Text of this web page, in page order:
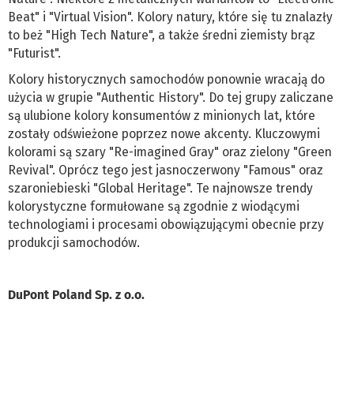
Beat" i "Virtual Vision". Kolory natury, które się tu znalazły
to beż "High Tech Nature", a także średni ziemisty brąz
"Futurist".
Kolory historycznych samochodów ponownie wracają do
użycia w grupie "Authentic History". Do tej grupy zaliczane
są ulubione kolory konsumentów z minionych lat, które
zostały odświeżone poprzez nowe akcenty. Kluczowymi
kolorami są szary "Re-imagined Gray" oraz zielony "Green
Revival". Oprócz tego jest jasnoczerwony "Famous" oraz
szaroniebieski "Global Heritage". Te najnowsze trendy
kolorystyczne formułowane są zgodnie z wiodącymi
technologiami i procesami obowiązującymi obecnie przy
produkcji samochodów.
DuPont Poland Sp. z o.o.